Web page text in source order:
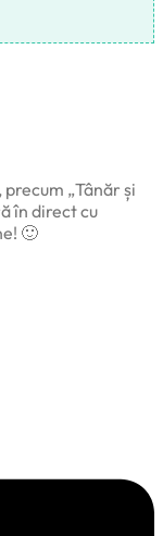
„Tânăr și
în direct cu
🙂